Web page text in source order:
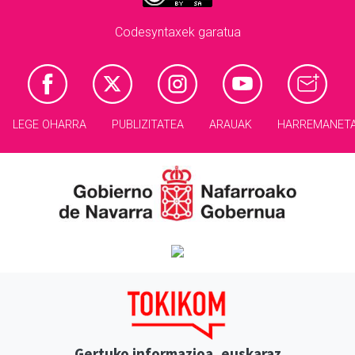
Codesyntaxek garatua
LEGE OHARRA PUBLIZITATEA ARAUAK